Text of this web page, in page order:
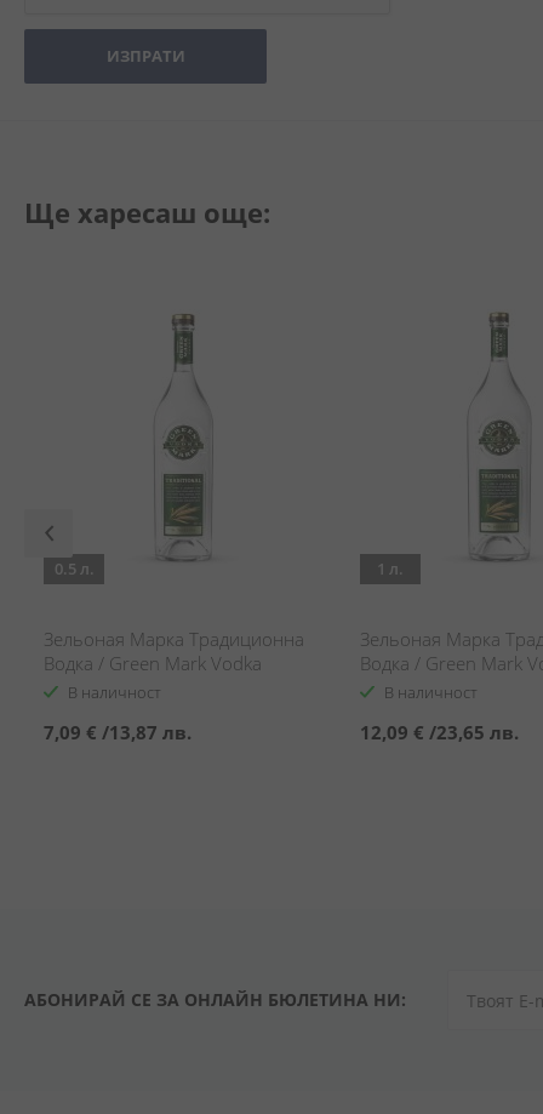
ИЗПРАТИ
Ще харесаш още:
0.5 л.
Зельоная Марка Традиционна
Водка / Green Mark Vodka
Traditional
В наличност
7,09 € /13,87 лв.
1 л.
Зельоная Марка
Водка / Green Mark
Traditional
В наличност
12,09 € /23,65 лв.
АБОНИРАЙ СЕ ЗА ОНЛАЙН БЮЛЕТИНА НИ: